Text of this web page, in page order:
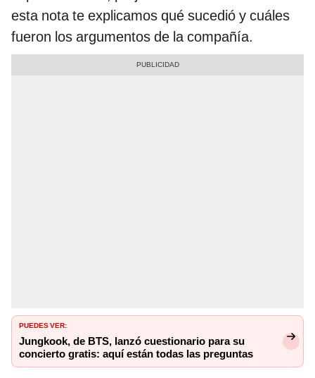
esta nota te explicamos qué sucedió y cuáles
fueron los argumentos de la compañía.
PUEDES VER:
Jungkook, de BTS, lanzó cuestionario para su
concierto gratis: aquí están todas las preguntas